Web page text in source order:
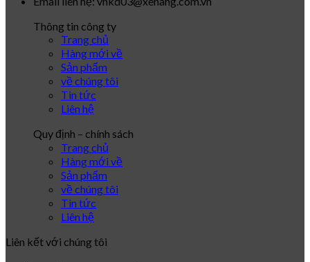
Thông tin công ty
Trang chủ
Hàng mới về
Sản phẩm
về chúng tôi
Tin tức
Liên hệ
Quy định – chính sách
Trang chủ
Hàng mới về
Sản phẩm
về chúng tôi
Tin tức
Liên hệ
Liên kết với chúng tôi